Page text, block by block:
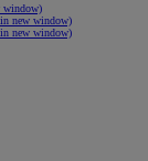
window)
new window)
new window)